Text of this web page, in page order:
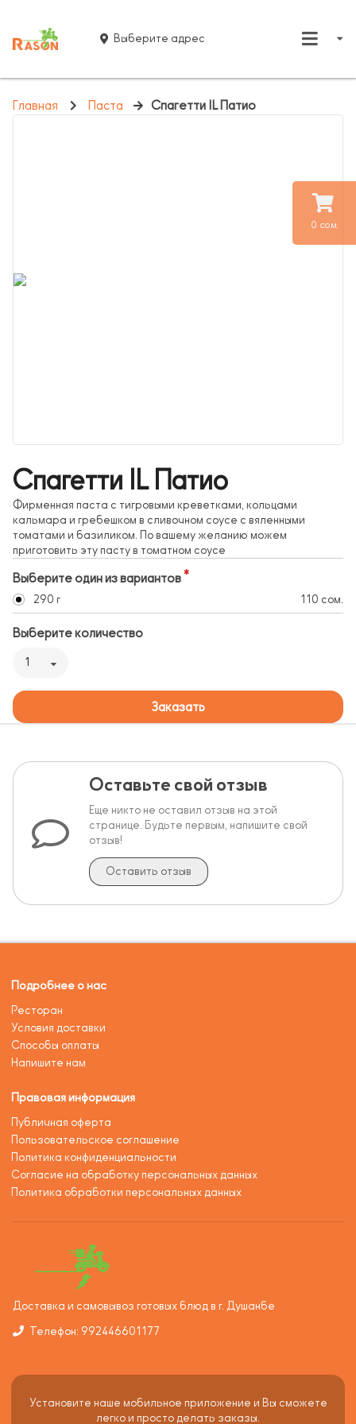
0 сом.
Выберите адрес
Главная Паста Спагетти IL Патио
Спагетти IL Патио
Фирменная паста с тигровыми креветками, кольцами
кальмара и гребешком в сливочном соусе с вяленными
томатами и базиликом. По вашему желанию можем
приготовить эту пасту в томатном соусе
Выберите один из вариантов
290 г 110 сом.
Выберите количество
1
Заказать
Оставьте свой отзыв
Еще никто не оставил отзыв на этой
странице. Будьте первым, напишите свой
отзыв!
Оставить отзыв
Подробнее о нас
Ресторан
Условия доставки
Способы оплаты
Напишите нам
Правовая информация
Публичная оферта
Пользовательское соглашение
Политика конфиденциальности
Согласие на обработку персональных данных
Политика обработки персональных данных
Доставка и самовывоз готовых блюд в г. Душанбе
Телефон: 992446601177
Установите наше мобильное приложение и Вы сможете
легко и просто делать заказы.